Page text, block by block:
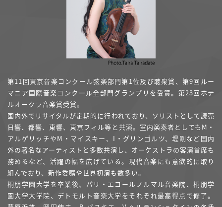
第11回東京音楽コンクール弦楽部門第1位及び聴衆賞、第9回ルー
マニア国際音楽コンクール全部門グランプリを受賞。第23回ホテ
ルオークラ音楽賞受賞。
国内外でリサイタルが定期的に行われており、ソリストとして読売
日響、都響、東響、東京フィル等と共演。室内楽奏者としてもM・
アルゲリッチやM・マイスキー、I・グリンゴルツ、堤剛など国内
外の著名なアーティストと多数共演し、オーケストラの客演首席も
務めるなど、活躍の幅を広げている。現代音楽にも意欲的に取り
組んでおり、新作委嘱や世界初演も数多い。
桐朋学園大学を卒業後、パリ・エコールノルマル音楽院、桐朋学
園大学大学院、デトモルト音楽大学をそれぞれ最高得点で修了。